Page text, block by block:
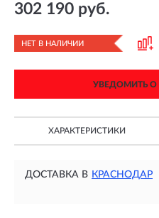
302 190 руб.
НЕТ В НАЛИЧИИ
УВЕДОМИТЬ О
ХАРАКТЕРИСТИКИ
ДОСТАВКА В КРАСНОДАР